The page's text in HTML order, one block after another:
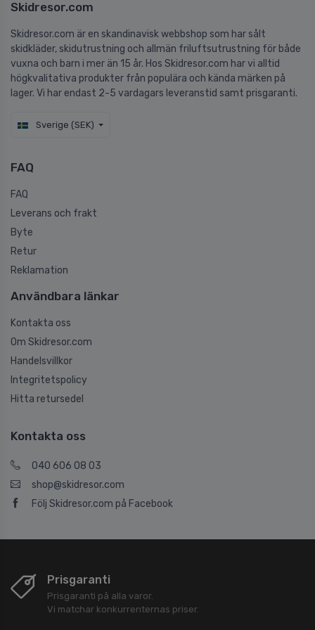
Skidresor.com
Skidresor.com är en skandinavisk webbshop som har sålt
skidkläder, skidutrustning och allmän friluftsutrustning för både
vuxna och barn i mer än 15 år. Hos Skidresor.com har vi alltid
högkvalitativa produkter från populära och kända märken på
lager. Vi har endast 2-5 vardagars leveranstid samt prisgaranti.
Sverige (SEK)
FAQ
FAQ
Leverans och frakt
Byte
Retur
Reklamation
Användbara länkar
Kontakta oss
Om Skidresor.com
Handelsvillkor
Integritetspolicy
Hitta retursedel
Kontakta oss
040 606 08 03
shop@skidresor.com
Följ Skidresor.com på Facebook
Prisgaranti
Prisgaranti på alla varor.
Vi matchar konkurrenternas priser.